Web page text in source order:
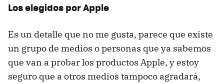
Los elegidos por Apple
Es un detalle que no me gusta, parece que existe
un grupo de medios o personas que ya sabemos
que van a probar los productos Apple, y estoy
seguro que a otros medios tampoco agradará,